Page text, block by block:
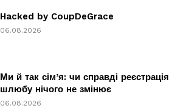
Hacked by CoupDeGrace
06.08.2026
Ми й так сім’я: чи справді реєстрація
шлюбу нічого не змінює
06.08.2026